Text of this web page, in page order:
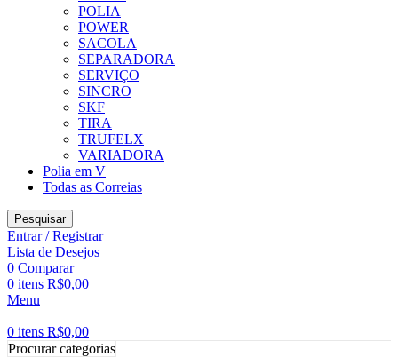
POLIA
POWER
SACOLA
SEPARADORA
SERVIÇO
SINCRO
SKF
TIRA
TRUFELX
VARIADORA
Polia em V
Todas as Correias
Pesquisar
Entrar / Registrar
Lista de Desejos
0 Comparar
0 itens R$0,00
Menu
0 itens R$0,00
Procurar categorias